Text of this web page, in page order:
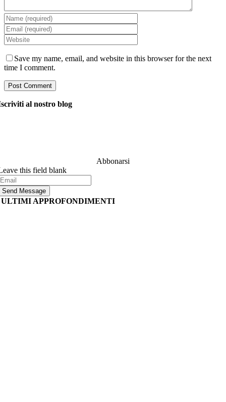
Save my name, email, and website in this browser for the next
time I comment.
al nostro blog
Abbonarsi
this field blank
Send Message
ULTIMI APPROFONDIMENTI